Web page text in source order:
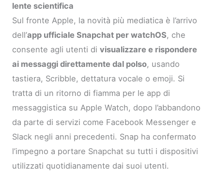
lente scientifica
Sul fronte Apple, la novità più mediatica è l’arrivo
dell’app ufficiale Snapchat per watchOS, che
consente agli utenti divisualizzare e rispondere
ai messaggi direttamente dal polso, usando
tastiera, Scribble, dettatura vocale o emoji. Si
tratta di un ritorno di fiamma per le app di
messaggistica su Apple Watch, dopo l’abbandono
da parte di servizi come Facebook Messenger e
Slack negli anni precedenti. Snap ha confermato
l’impegno a portare Snapchat su tutti i dispositivi
utilizzati quotidianamente dai suoi utenti.